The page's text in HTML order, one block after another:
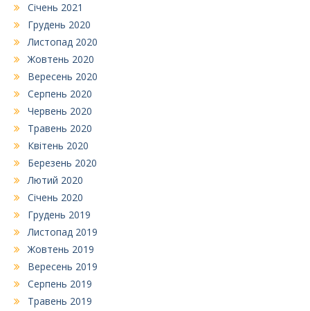
Січень 2021
Грудень 2020
Листопад 2020
Жовтень 2020
Вересень 2020
Серпень 2020
Червень 2020
Травень 2020
Квітень 2020
Березень 2020
Лютий 2020
Січень 2020
Грудень 2019
Листопад 2019
Жовтень 2019
Вересень 2019
Серпень 2019
Травень 2019